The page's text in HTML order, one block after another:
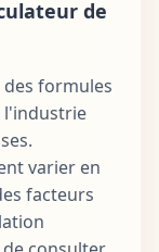
de
formules
l'industrie
varier en
facteurs